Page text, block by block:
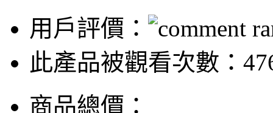
用戶評價：
此產品被觀看次數：
商品總價：